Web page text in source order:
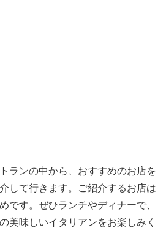
ランの中から、おすすめのお店を
して行きます。ご紹介するお店は
です。ぜひランチやディナーで、
美味しいイタリアンをお楽しみく